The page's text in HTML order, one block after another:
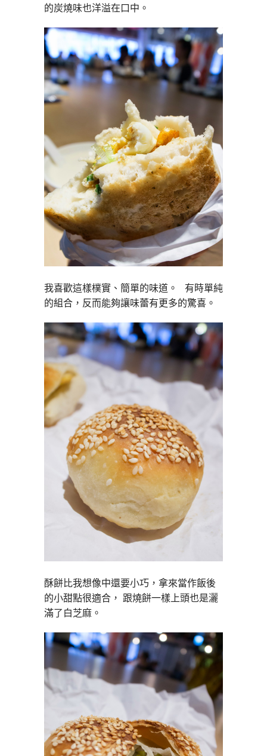
的炭燒味也洋溢在口中。
我喜歡這樣樸實、簡單的味道。 有時單純
的組合，反而能夠讓味蕾有更多的驚喜。
酥餅比我想像中還要小巧，拿來當作飯後
的小甜點很適合， 跟燒餅一樣上頭也是灑
滿了白芝麻。